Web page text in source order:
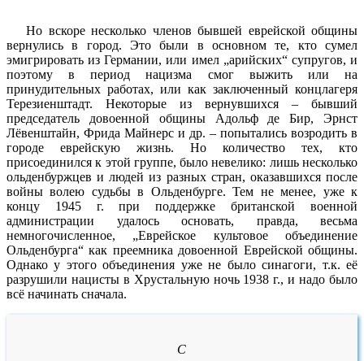
Но вскоре несколько членов бывшей еврейской общины
вернулись в город. Это были в основном те, кто сумел
эмигрировать из Германии, или имел „арийских“ супругов, и
поэтому в период нацизма смог выжить или на
принудительных работах, или как заключенный концлагеря
Терезиенштадт. Некоторые из вернувшихся – бывший
председатель довоенной общины Адольф де Бир, Эрнст
Лёвенштайн, Фрида Майнерс и др. – попытались возродить в
городе еврейскую жизнь. Но количество тех, кто
присоединился к этой группе, было невелико: лишь несколько
ольденбуржцев и людей из разных стран, оказавшихся после
войны волею судьбы в Ольденбурге. Тем не менее, уже к
концу 1945 г. при поддержке британской военной
администрации удалось основать, правда, весьма
немногочисленное, „Еврейское культовое объединение
Ольденбурга“ как преемника довоенной Еврейской общины.
Однако у этого объединения уже не было синагоги, т.к. её
разрушили нацисты в Хрустальную ночь 1938 г., и надо было
всё начинать сначала.
С